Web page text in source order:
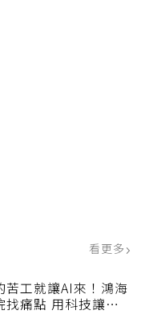
看更多
苦工就讓AI來！鴻海
找痛點 用科技讓醫